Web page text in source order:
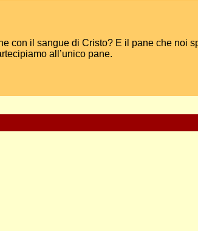
con il sangue di Cristo? E il pane che noi
all’unico pane.